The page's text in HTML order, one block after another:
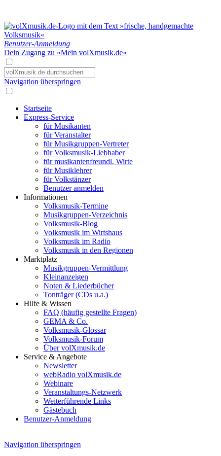
Benutzer-Anmeldung
Dein Zugang zu »Mein volXmusik.de«
Navigation überspringen
Startseite
Express-Service
für Musikanten
für Veranstalter
für Musikgruppen-Vertreter
für Volksmusik-Liebhaber
für musikantenfreundl. Wirte
für Musiklehrer
für Volkstänzer
Benutzer anmelden
Informationen
Volksmusik-Termine
Musikgruppen-Verzeichnis
Volksmusik-Blog
Volksmusik im Wirtshaus
Volksmusik im Radio
Volksmusik in den Regionen
Marktplatz
Musikgruppen-Vermittlung
Kleinanzeigen
Noten & Liederbücher
Tonträger (CDs u.a.)
Hilfe & Wissen
FAQ (häufig gestellte Fragen)
GEMA & Co.
Volksmusik-Glossar
Volksmusik-Forum
Über volXmusik.de
Service & Angebote
Newsletter
webRadio volXmusik.de
Webinare
Veranstaltungs-Netzwerk
Weiterführende Links
Gästebuch
Benutzer-Anmeldung
Navigation überspringen